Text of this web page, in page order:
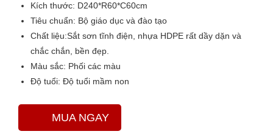
Kích thước: D240*R60*C60cm
Tiêu chuẩn: Bộ giáo dục và đào tạo
Chất liệu:Sắt sơn tĩnh điện, nhựa HDPE rất dầy dặn và
chắc chắn, bền đẹp.
Màu sắc: Phối các màu
Độ tuổi: Độ tuổi mầm non
MUA NGAY